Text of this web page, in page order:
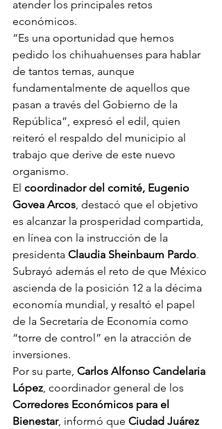
atender los principales retos
económicos.
“Es una oportunidad que hemos
pedido los chihuahuenses para hablar
de tantos temas, aunque
fundamentalmente de aquellos que
pasan a través del Gobierno de la
República”, expresó el edil, quien
reiteró el respaldo del municipio al
trabajo que derive de este nuevo
organismo.
El coordinador del comité, Eugenio
Govea Arcos, destacó que el objetivo
es alcanzar la prosperidad compartida,
en línea con la instrucción de la
presidenta Claudia Sheinbaum Pardo.
Subrayó además el reto de que México
ascienda de la posición 12 a la décima
economía mundial, y resaltó el papel
de la Secretaría de Economía como
“torre de control” en la atracción de
inversiones.
Por su parte, Carlos Alfonso Candelaria
López, coordinador general de los
Corredores Económicos para el
Bienestar, informó que Ciudad Juárez